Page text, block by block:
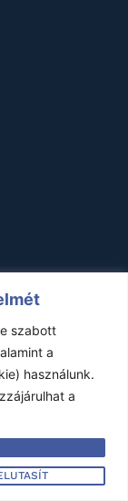
szabott
a
használunk.
a
2025
Kapcsolat
Garand Design